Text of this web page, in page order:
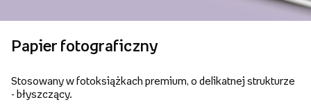
Papier fotograficzny
Stosowany w fotoksiążkach premium, o delikatnej strukturze
- błyszczący.